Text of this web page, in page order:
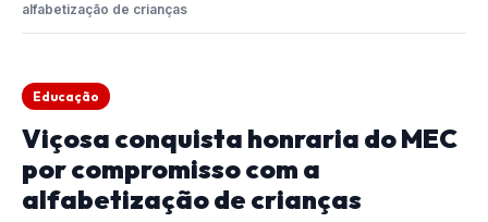
alfabetização de crianças
Educação
Viçosa conquista honraria do MEC
por compromisso com a
alfabetização de crianças